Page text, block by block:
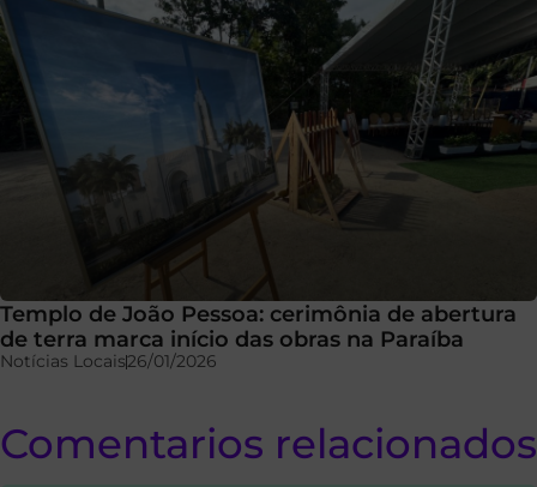
Templo de João Pessoa: cerimônia de abertura
de terra marca início das obras na Paraíba
Notícias Locais26/01/2026
Comentarios relacionados